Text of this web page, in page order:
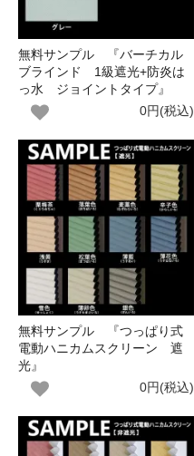
無料サンプル 『バーチカル
ブラインド 1級遮光+防炎は
っ水 ジョイントタイプ』
0円(税込)
無料サンプル 『つっぱり式
電動ハニカムスクリーン 遮
光』
0円(税込)